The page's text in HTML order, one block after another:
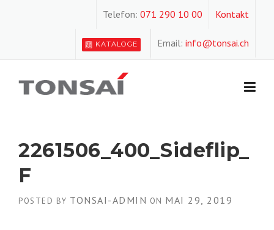
Kontakt
Telefon: 071 290 10 00
Email: info@tonsai.ch
KATALOGE
2261506_400_Sideflip_
F
POSTED BY TONSAI-ADMIN ON MAI 29, 2019